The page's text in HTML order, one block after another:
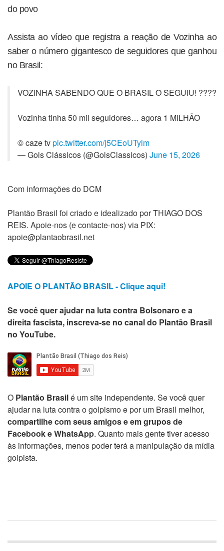
do povo
Assista ao vídeo que registra a reação de Vozinha ao
saber o número gigantesco de seguidores que ganhou
no Brasil:
VOZINHA SABENDO QUE O BRASIL O SEGUIU! ????
Vozinha tinha 50 mil seguidores… agora 1 MILHÃO
© caze tvpic.twitter.com/j5CEoUTyim
— Gols Clássicos (@GolsClassicos) June 15, 2026
Com informações do DCM
Plantão Brasil foi criado e idealizado por THIAGO DOS
REIS. Apoie-nos (e contacte-nos) via PIX:
apoie@plantaobrasil.net
APOIE O PLANTÃO BRASIL - Clique aqui!
Se você quer ajudar na luta contra Bolsonaro e a
direita fascista, inscreva-se no canal do Plantão Brasil
no YouTube.
O Plantão Brasilé um site independente. Se você quer
ajudar na luta contra o golpismo e por um Brasil melhor,
compartilhe com seus amigos e em grupos de
Facebook e WhatsApp. Quanto mais gente tiver acesso
às informações, menos poder terá a manipulação da mídia
golpista.